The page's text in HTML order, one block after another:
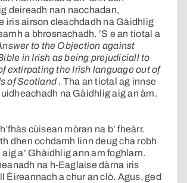
deireadh nan naochadan,
iris airson cleachdadh na Gàidhlig
a bhrosnachadh. ’S e an tiotal a
to the Objection against
in Irish as being prejudiciall to
extirpating the Irish language out of
of Scotland . Tha an tiotal ag innse
na Gàidhlig aig an àm.
cùisean mòran na b’ fheàrr.
dhen ochdamh linn deug cha robh
a’ Ghàidhlig ann am foghlam.
na h-Eaglaise dàrna iris
Èireannach a chur an clò. Agus, ged